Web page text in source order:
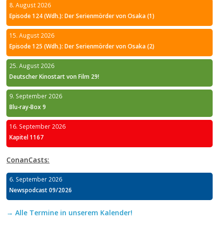
8. August 2026
Episode 124 (Wdh.): Der Serienmörder von Osaka (1)
15. August 2026
Episode 125 (Wdh.): Der Serienmörder von Osaka (2)
25. August 2026
Deutscher Kinostart von Film 29!
9. September 2026
Blu-ray-Box 9
16. September 2026
Kapitel 1167
ConanCasts:
6. September 2026
Newspodcast 09/2026
→ Alle Termine in unserem Kalender!